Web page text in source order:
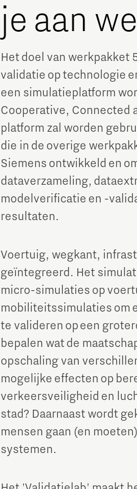
je aan
Het doel van werkpakket
validatie op technologie
een simulatieplatform
Cooperative, Connected
platform zal worden
die in de overige
Siemens ontwikkeld en
dataverzameling,
modelverificatie en -
resultaten.
Voertuig, wegkant,
geïntegreerd. Het
micro-simulaties op
mobiliteitssimulaties om
te valideren op een
bepalen wat de
opschaling van
mogelijke effecten op
verkeersveiligheid en
stad? Daarnaast wordt
mensen gaan (en
systemen.